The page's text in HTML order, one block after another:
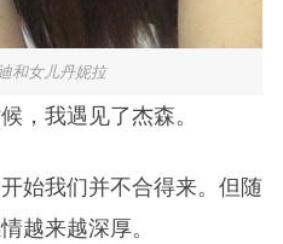
和女儿丹妮拉
，我遇见了杰森。
始我们并不合得来。但随
越来越深厚。